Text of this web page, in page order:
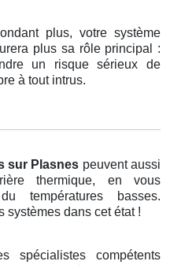
plus, votre système
plus sa rôle principal :
un risque sérieux de
à tout intrus.
sur Plasnes peuvent aussi
thermique, en vous
températures basses.
systèmes dans cet état !
spécialistes compétents